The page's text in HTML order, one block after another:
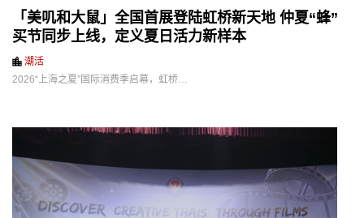
「美叽和大鼠」全国首展登陆虹桥新天地 仲夏“蜂”
买节同步上线，定义夏日活力新样本
潮活
2026“上海之夏”国际消费季启幕，虹桥…